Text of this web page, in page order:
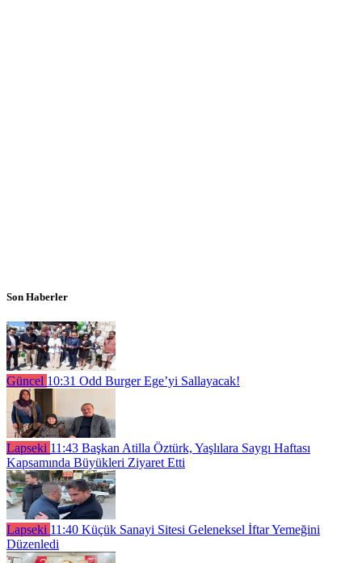
Son Haberler
Güncel 10:31 Odd Burger Ege’yi Sallayacak!
Lapseki 11:43 Başkan Atilla Öztürk, Yaşlılara Saygı Haftası
Kapsamında Büyükleri Ziyaret Etti
Lapseki 11:40 Küçük Sanayi Sitesi Geleneksel İftar Yemeğini
Düzenledi